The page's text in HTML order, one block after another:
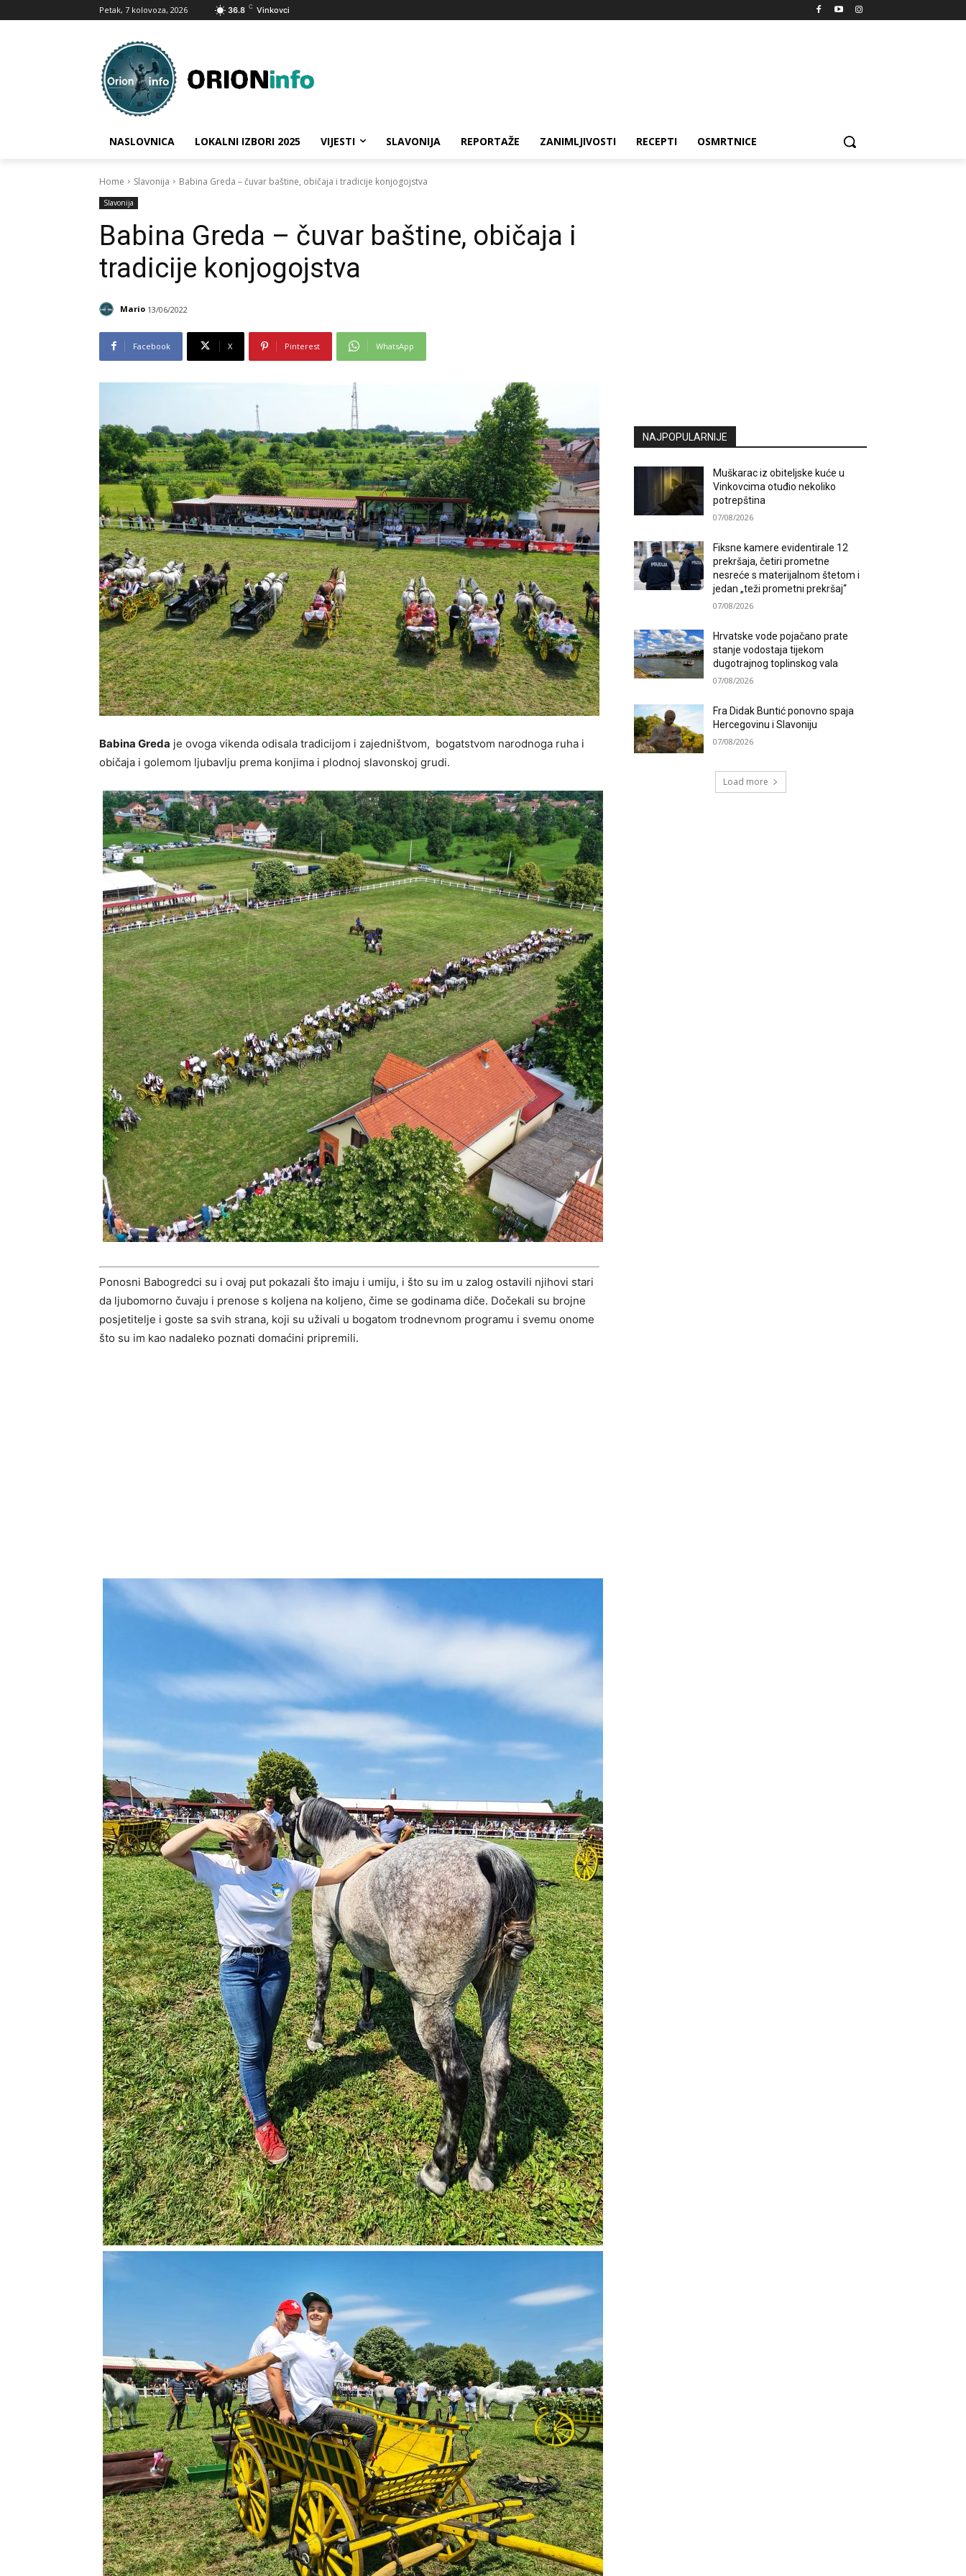
Petak, 7 kolovoza, 2026 36.8 C Vinkovci
NASLOVNICA LOKALNI IZBORI 2025 VIJESTI SLAVONIJA REPORTAŽE ZANIMLJIVOSTI RECEPTI OSMRTNICE
Home Slavonija Babina Greda – čuvar baštine, običaja i tradicije konjogojstva
Slavonija
Babina Greda – čuvar baštine, običaja i
tradicije konjogojstva
Mario 13/06/2022
Facebook X Pinterest WhatsApp
Babina Greda je ovoga vikenda odisala tradicijom i zajedništvom, bogatstvom narodnoga ruha i
običaja i golemom ljubavlju prema konjima i plodnoj slavonskoj grudi.
Ponosni Babogredci su i ovaj put pokazali što imaju i umiju, i što su im u zalog ostavili njihovi stari
da ljubomorno čuvaju i prenose s koljena na koljeno, čime se godinama diče. Dočekali su brojne
posjetitelje i goste sa svih strana, koji su uživali u bogatom trodnevnom programu i svemu onome
što su im kao nadaleko poznati domaćini pripremili.
NAJPOPULARNIJE
Muškarac iz obiteljske kuće u
Vinkovcima otuđio nekoliko
potrepština
07/08/2026
Fiksne kamere evidentirale 12
prekršaja, četiri prometne
nesreće s materijalnom štetom i
jedan „teži prometni prekršaj“
07/08/2026
Hrvatske vode pojačano prate
stanje vodostaja tijekom
dugotrajnog toplinskog vala
07/08/2026
Fra Didak Buntić ponovno spaja
Hercegovinu i Slavoniju
07/08/2026
Load more